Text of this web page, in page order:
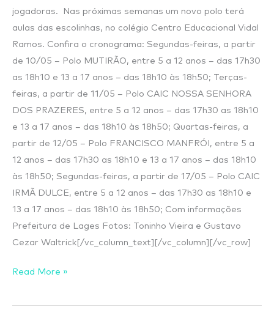
jogadoras. Nas próximas semanas um novo polo terá
aulas das escolinhas, no colégio Centro Educacional Vidal
Ramos. Confira o cronograma: Segundas-feiras, a partir
de 10/05 – Polo MUTIRÃO, entre 5 a 12 anos – das 17h30
as 18h10 e 13 a 17 anos – das 18h10 às 18h50; Terças-
feiras, a partir de 11/05 – Polo CAIC NOSSA SENHORA
DOS PRAZERES, entre 5 a 12 anos – das 17h30 as 18h10
e 13 a 17 anos – das 18h10 às 18h50; Quartas-feiras, a
partir de 12/05 – Polo FRANCISCO MANFRÓI, entre 5 a
12 anos – das 17h30 as 18h10 e 13 a 17 anos – das 18h10
às 18h50; Segundas-feiras, a partir de 17/05 – Polo CAIC
IRMÃ DULCE, entre 5 a 12 anos – das 17h30 as 18h10 e
13 a 17 anos – das 18h10 às 18h50; Com informações
Prefeitura de Lages Fotos: Toninho Vieira e Gustavo
Cezar Waltrick[/vc_column_text][/vc_column][/vc_row]
Read More »